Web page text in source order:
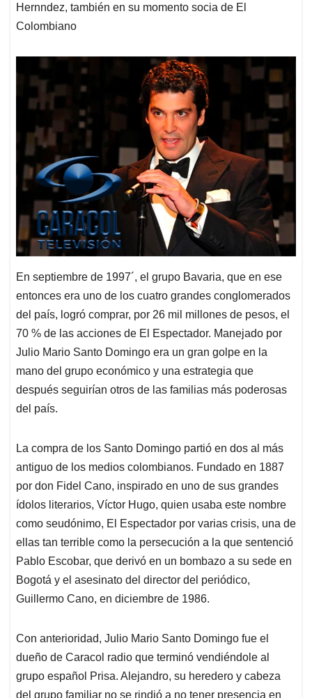
Hernndez, también en su momento socia de El
Colombiano
En septiembre de 1997´, el grupo Bavaria, que en ese
entonces era uno de los cuatro grandes conglomerados
del país, logró comprar, por 26 mil millones de pesos, el
70 % de las acciones de El Espectador. Manejado por
Julio Mario Santo Domingo era un gran golpe en la
mano del grupo económico y una estrategia que
después seguirían otros de las familias más poderosas
del país.
La compra de los Santo Domingo partió en dos al más
antiguo de los medios colombianos. Fundado en 1887
por don Fidel Cano, inspirado en uno de sus grandes
ídolos literarios, Víctor Hugo, quien usaba este nombre
como seudónimo, El Espectador por varias crisis, una de
ellas tan terrible como la persecución a la que sentenció
Pablo Escobar, que derivó en un bombazo a su sede en
Bogotá y el asesinato del director del periódico,
Guillermo Cano, en diciembre de 1986.
Con anterioridad, Julio Mario Santo Domingo fue el
dueño de Caracol radio que terminó vendiéndole al
grupo español Prisa. Alejandro, su heredero y cabeza
del grupo familiar no se rindió a no tener presencia en